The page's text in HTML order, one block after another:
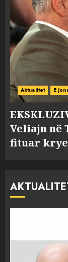
Aktualitet E
Veliajn në
fituar